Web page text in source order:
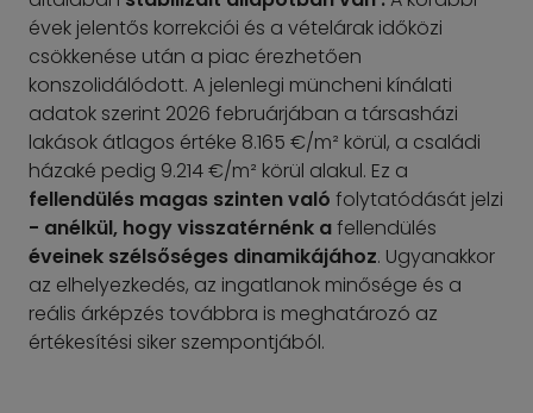
évek jelentős korrekciói és a vételárak időközi
csökkenése után a piac érezhetően
konszolidálódott. A jelenlegi müncheni kínálati
adatok szerint 2026 februárjában a társasházi
lakások átlagos értéke 8.165 €/m² körül, a családi
házaké pedig 9.214 €/m² körül alakul. Ez a
fellendülés magas szinten való folytatódását jelzi
- anélkül, hogy visszatérnénk afellendülés
éveinek szélsőséges dinamikájához. Ugyanakkor
az elhelyezkedés, az ingatlanok minősége és a
reális árképzés továbbra is meghatározó az
értékesítési siker szempontjából.